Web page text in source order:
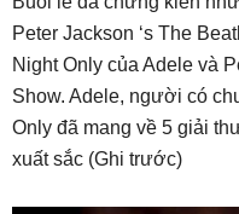
Peter Jackson ‘s The
Night Only của Adele và
Show. Adele, người có
Only đã mang về 5 giải
xuất sắc (Ghi trước)